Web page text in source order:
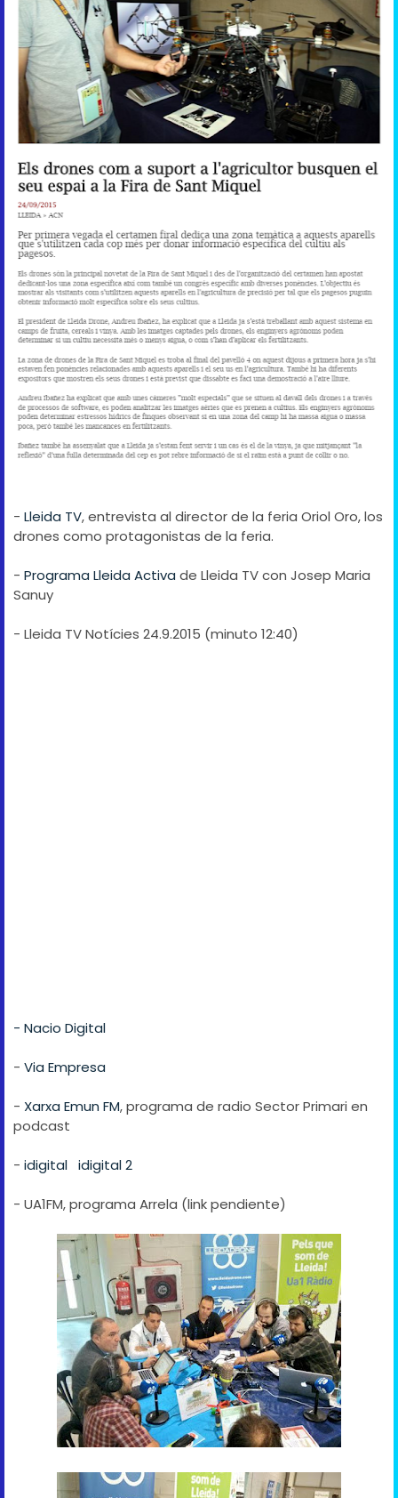
- Lleida TV, entrevista al director de la feria Oriol Oro, los
drones como protagonistas de la feria.
- Programa Lleida Activa de Lleida TV con Josep Maria
Sanuy
- Lleida TV Notícies 24.9.2015 (minuto 12:40)
- Nacio Digital
- Via Empresa
- Xarxa Emun FM, programa de radio Sector Primari en
podcast
- idigital idigital 2
- UA1FM, programa Arrela (link pendiente)